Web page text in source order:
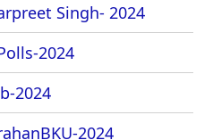
Singh- 2024
2024
2024
2024